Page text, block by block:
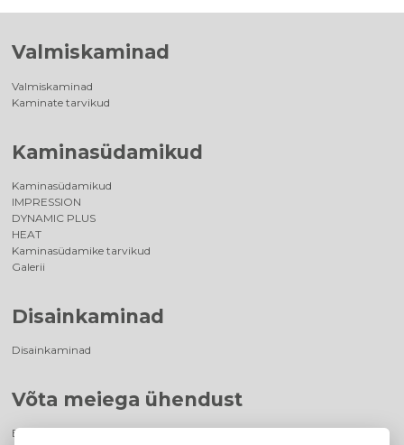
Valmiskaminad
Valmiskaminad
Kaminate tarvikud
Kaminasüdamikud
Kaminasüdamikud
IMPRESSION
DYNAMIC PLUS
HEAT
Kaminasüdamike tarvikud
Galerii
Disainkaminad
Disainkaminad
Võta meiega ühendust
Edasimüüja kontakt